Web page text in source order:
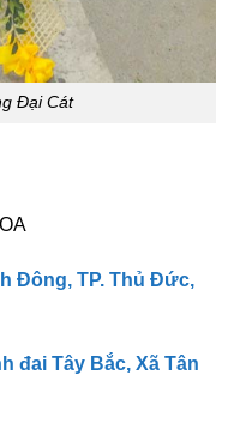
Đại Cát
Đông, TP. Thủ Đức,
đai Tây Bắc, Xã Tân